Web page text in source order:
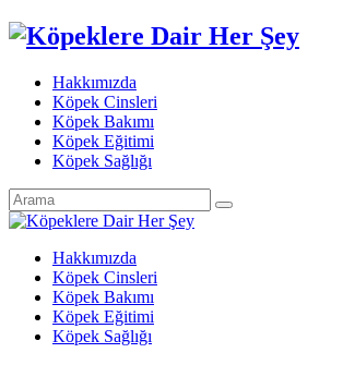
Hakkımızda
Köpek Cinsleri
Köpek Bakımı
Köpek Eğitimi
Köpek Sağlığı
Hakkımızda
Köpek Cinsleri
Köpek Bakımı
Köpek Eğitimi
Köpek Sağlığı